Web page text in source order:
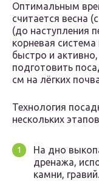
Оптимальным
считается весна
(до наступления
корневая
быстро и
подготовить
см на лёгких
Технология
нескольких
На дно
дренажа,
камни, гравий.